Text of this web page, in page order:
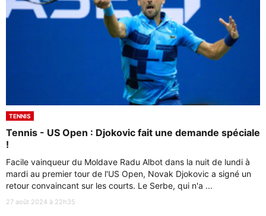
TENNIS
Tennis - US Open : Djokovic fait une demande spéciale
!
Facile vainqueur du Moldave Radu Albot dans la nuit de lundi à
mardi au premier tour de l'US Open, Novak Djokovic a signé un
retour convaincant sur les courts. Le Serbe, qui n'a ...
27 août 2024 à 22h35